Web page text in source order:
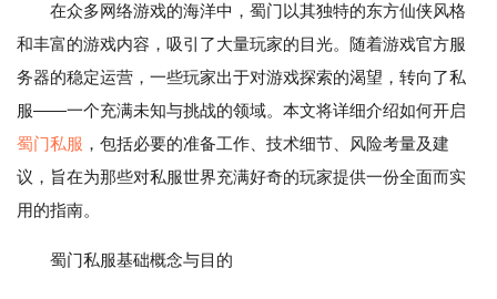
在众多网络游戏的海洋中，蜀门以其独特的东方仙侠风格
和丰富的游戏内容，吸引了大量玩家的目光。随着游戏官方服
务器的稳定运营，一些玩家出于对游戏探索的渴望，转向了私
服——一个充满未知与挑战的领域。本文将详细介绍如何开启
蜀门私服 ，包括必要的准备工作、技术细节、风险考量及建
议，旨在为那些对私服世界充满好奇的玩家提供一份全面而实
用的指南。
蜀门私服基础概念与目的